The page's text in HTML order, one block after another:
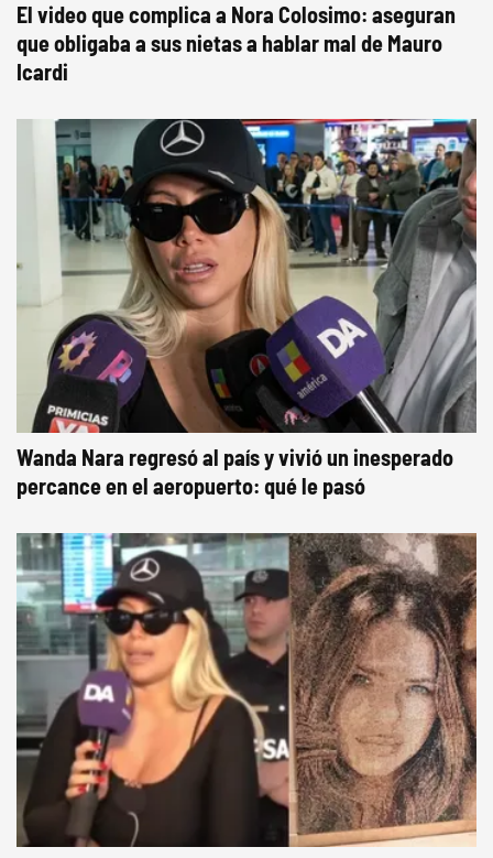
El video que complica a Nora Colosimo: aseguran
que obligaba a sus nietas a hablar mal de Mauro
Icardi
Wanda Nara regresó al país y vivió un inesperado
percance en el aeropuerto: qué le pasó